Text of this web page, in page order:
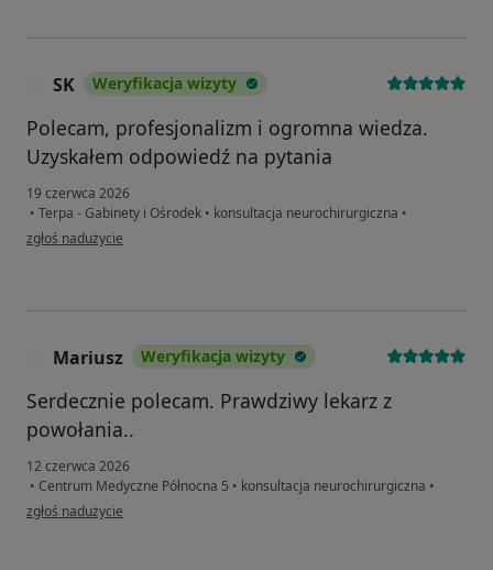
SK Weryfikacja wizyty
Polecam, profesjonalizm i ogromna wiedza.
Uzyskałem odpowiedź na pytania
19 czerwca 2026
• Terpa - Gabinety i Ośrodek • konsultacja neurochirurgiczna •
w opinii użytkownika SK
zgłoś nadużycie
Mariusz Weryfikacja wizyty
Serdecznie polecam. Prawdziwy lekarz z
powołania..
12 czerwca 2026
• Centrum Medyczne Północna 5 • konsultacja neurochirurgiczna •
w opinii użytkownika Mariusz
zgłoś nadużycie